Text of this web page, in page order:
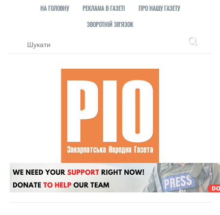
НА ГОЛОВНУ РЕКЛАМА В ГАЗЕТІ
ПРО НАШУ ГАЗЕТУ
ЗВОРОТНІЙ ЗВ'ЯЗОК